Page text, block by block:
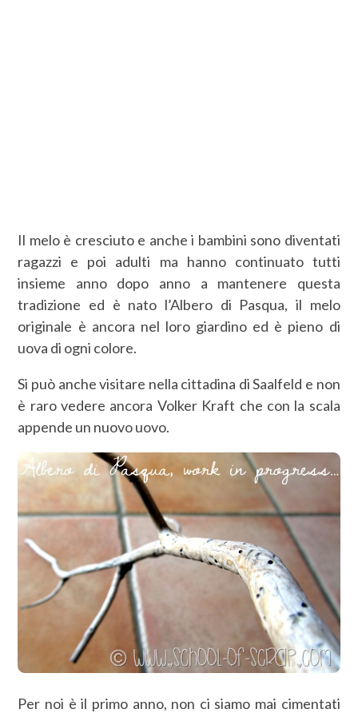
Il melo è cresciuto e anche i bambini sono diventati
ragazzi e poi adulti ma hanno continuato tutti
insieme anno dopo anno a mantenere questa
tradizione ed è nato l’Albero di Pasqua, il melo
originale è ancora nel loro giardino ed è pieno di
uova di ogni colore.
Si può anche visitare nella cittadina di Saalfeld e non
è raro vedere ancora Volker Kraft che con la scala
appende un nuovo uovo.
Per noi è il primo anno, non ci siamo mai cimentati